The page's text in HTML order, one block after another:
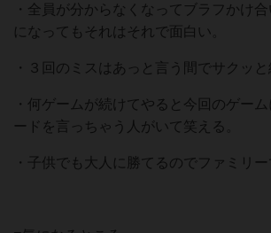
・全員が分からなくなってブラフかけ
になってもそれはそれで面白い。
・３回のミスはあっと言う間でサクッと
・何ゲームが続けてやると今回のゲー
ードを言っちゃう人がいて笑える。
・子供でも大人に勝てるのでファミリー